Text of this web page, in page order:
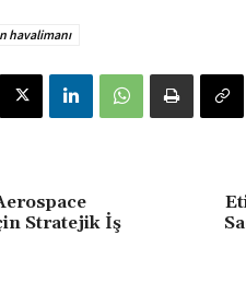
havalimanı
Stratejik İş